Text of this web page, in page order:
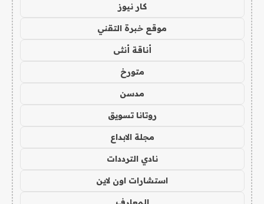
كار نيوز
موقع خبرة التقني
أناقة أنثى
متورخ
مدسن
روتانا تسويق
مجلة الابداع
نادي الترددات
استشارات اون لاين